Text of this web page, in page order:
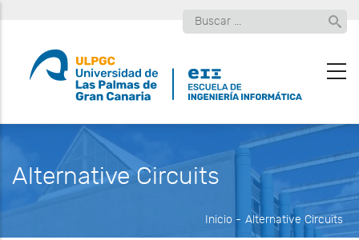
contenido
principal
Buscar
Inicio - Alternative Circuits
Alternative Circuits